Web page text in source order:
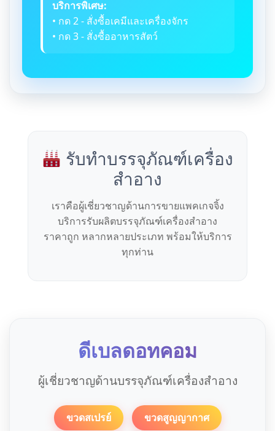
บริการพิเศษ:
• กด 2 - สั่งซื้อเคมีและเครื่องจักร
• กด 3 - สั่งซื้ออาหารสัตว์
รับทำบรรจุภัณฑ์เครื่อง
สำอาง
เราคือผู้เชี่ยวชาญด้านการขายแพคเกจจิ้ง
บริการรับผลิตบรรจุภัณฑ์เครื่องสำอาง
ราคาถูก หลากหลายประเภท พร้อมให้บริการ
ทุกท่าน
ดีเบลดอทคอม
ผู้เชี่ยวชาญด้านบรรจุภัณฑ์เครื่องสำอาง
ขวดสเปรย์ ขวดสูญญากาศ